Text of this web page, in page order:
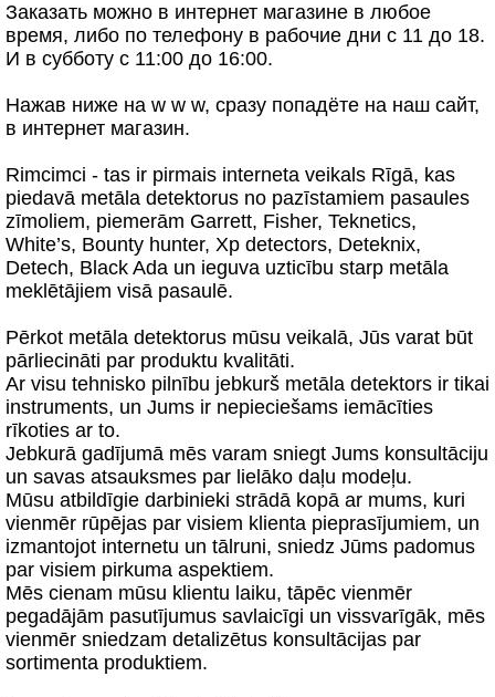
Заказать можно в интернет магазине в любое
время, либо по телефону в рабочие дни с 11 до 18.
И в субботу с 11:00 до 16:00.
Нажав ниже на w w w, сразу попадёте на наш сайт,
в интернет магазин.
Rimcimci - tas ir pirmais interneta veikals Rīgā, kas
piedavā metāla detektorus no pazīstamiem pasaules
zīmoliem, piemerām Garrett, Fisher, Teknetics,
White’s, Bounty hunter, Xp detectors, Deteknix,
Detech, Black Ada un ieguva uzticību starp metāla
meklētājiem visā pasaulē.
Pērkot metāla detektorus mūsu veikalā, Jūs varat būt
pārliecināti par produktu kvalitāti.
Ar visu tehnisko pilnību jebkurš metāla detektors ir tikai
instruments, un Jums ir nepieciešams iemācīties
rīkoties ar to.
Jebkurā gadījumā mēs varam sniegt Jums konsultāciju
un savas atsauksmes par lielāko daļu modeļu.
Mūsu atbildīgie darbinieki strādā kopā ar mums, kuri
vienmēr rūpējas par visiem klienta pieprasījumiem, un
izmantojot internetu un tālruni, sniedz Jūms padomus
par visiem pirkuma aspektiem.
Mēs cienam mūsu klientu laiku, tāpēc vienmēr
pegadājām pasutījumus savlaicīgi un vissvarīgāk, mēs
vienmēr sniedzam detalizētus konsultācijas par
sortimenta produktiem.